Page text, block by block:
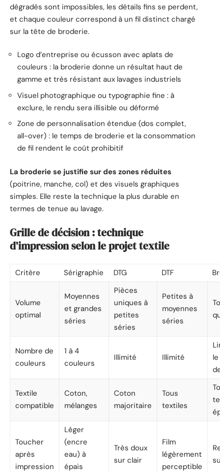
dégradés sont impossibles, les détails fins se perdent,
et chaque couleur correspond à un fil distinct chargé
sur la tête de broderie.
Logo d’entreprise ou écusson avec aplats de
couleurs : la broderie donne un résultat haut de
gamme et très résistant aux lavages industriels
Visuel photographique ou typographie fine : à
exclure, le rendu sera illisible ou déformé
Zone de personnalisation étendue (dos complet,
all-over) : le temps de broderie et la consommation
de fil rendent le coût prohibitif
La broderie se justifie sur des zones réduites
(poitrine, manche, col) et des visuels graphiques
simples. Elle reste la technique la plus durable en
termes de tenue au lavage.
Grille de décision : technique
d’impression selon le projet textile
Critère Sérigraphie DTG DTF
Volume
optimal
Moyennes
et grandes
séries
Pièces
uniques à
petites
séries
Petites à
moyennes
séries
Nombre de
couleurs
1 à 4
couleurs
Illimité Illimité
Textile
compatible
Coton,
mélanges
Coton
majoritaire
Tous
textiles
Toucher
après
impression
Léger
(encre
eau) à
épais
Très doux
sur clair
Film
légèrement
perceptible